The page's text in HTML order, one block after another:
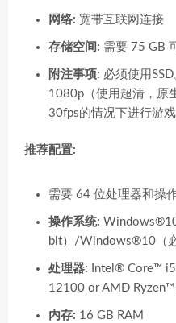
网络: 宽带互联网连接
存储空间: 需要 75 GB
附注事项: 必须使用
1080p（使用超清，原
30fps的情况下进行游
推荐配置:
需要 64 位处理器和操
操作系统:
bit）/Windows®10（
处理器: Intel® Core™
12100 or AMD
内存: 16 GB RAM